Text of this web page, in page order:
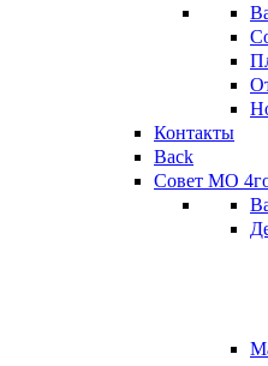
Контакты
Back
Совет МО